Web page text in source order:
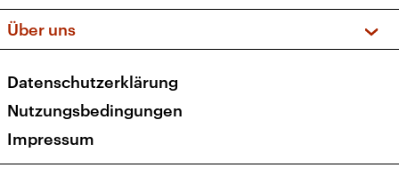
Apps
Newsletter
Veranstaltungen
Social Media
Über uns
Presse
Karriere
Transparenz
Datenschutzerklärung
Nutzungsbedingungen
Impressum